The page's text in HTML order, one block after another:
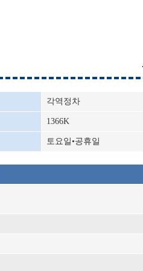
각역정차
1366K
토요일•공휴일